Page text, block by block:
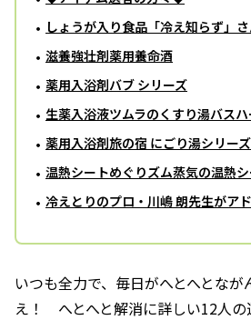
しょうが入り食品「冷え知らず」
滋養強壮剤薬用養命酒
薬用入浴剤バブ シリーズ
生薬入浴液ツムラのくすり湯バスハ
薬用入浴剤旅の宿 にごり湯シリー
温熱シートめぐりズム蒸気の温熱
冷えとりのプロ・川嶋 朗先生がア
いつも全力で、毎日がへとへとな
え！ へとへと解消に詳しい12人の